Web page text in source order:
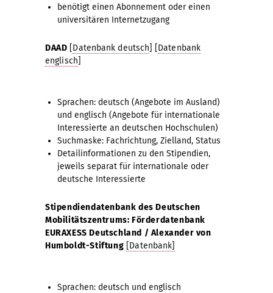
benötigt einen Abonnement oder einen
universitären Internetzugang
DAAD Datenbank deutsch
Datenbank
englisch
Sprachen: deutsch (Angebote im Ausland)
und englisch (Angebote für internationale
Interessierte an deutschen Hochschulen)
Suchmaske: Fachrichtung, Zielland, Status
Detailinformationen zu den Stipendien,
jeweils separat für internationale oder
deutsche Interessierte
Stipendiendatenbank des Deutschen
Mobilitätszentrums: Förderdatenbank
EURAXESS Deutschland / Alexander von
Humboldt-Stiftung [Datenbank]
Sprachen: deutsch und englisch